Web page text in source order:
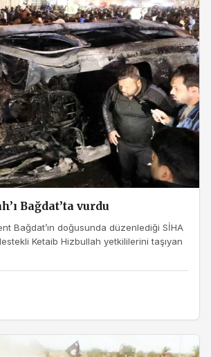
Bağdat’ta vurdu
Bağdat’ın doğusunda düzenlediği SİHA
Ketaib Hizbullah yetkililerini taşıyan